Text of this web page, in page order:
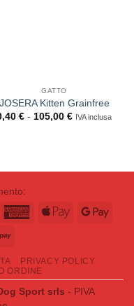
GATTO
JOSERA Kitten Grainfree
€ - 105,00 €Fascia
105,00 €
IVA inclusa
AmericanApple
Postepay
PRIVACY POLICY
ORDINE
Sport srls - PIVA